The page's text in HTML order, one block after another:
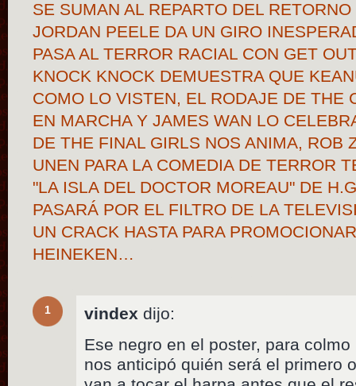
SE SUMAN AL REPARTO DEL
JORDAN PEELE DA UN GIRO
PASA AL TERROR RACIAL CON GET
KNOCK KNOCK DEMUESTRA QUE
COMO LO VISTEN, EL RODAJE DE THE
EN MARCHA Y JAMES WAN LO
DE THE FINAL GIRLS NOS ANIMA, ROB
UNEN PARA LA COMEDIA DE TERROR
"LA ISLA DEL DOCTOR MOREAU" DE
PASARÁ POR EL FILTRO DE LA
UN CRACK HASTA PARA
HEINEKEN…
1 vindex dijo:
Ese negro en el poster, para
nos anticipó quién será el primero